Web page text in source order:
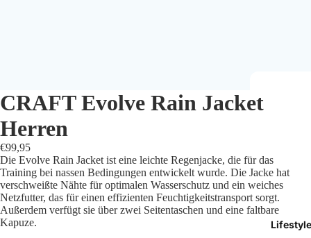
Lifestyle
CRAFT Evolve Rain Jacket
Herren
€99,95
Die Evolve Rain Jacket ist eine leichte Regenjacke, die für das
Training bei nassen Bedingungen entwickelt wurde. Die Jacke hat
verschweißte Nähte für optimalen Wasserschutz und ein weiches
Netzfutter, das für einen effizienten Feuchtigkeitstransport sorgt.
Außerdem verfügt sie über zwei Seitentaschen und eine faltbare
Kapuze.